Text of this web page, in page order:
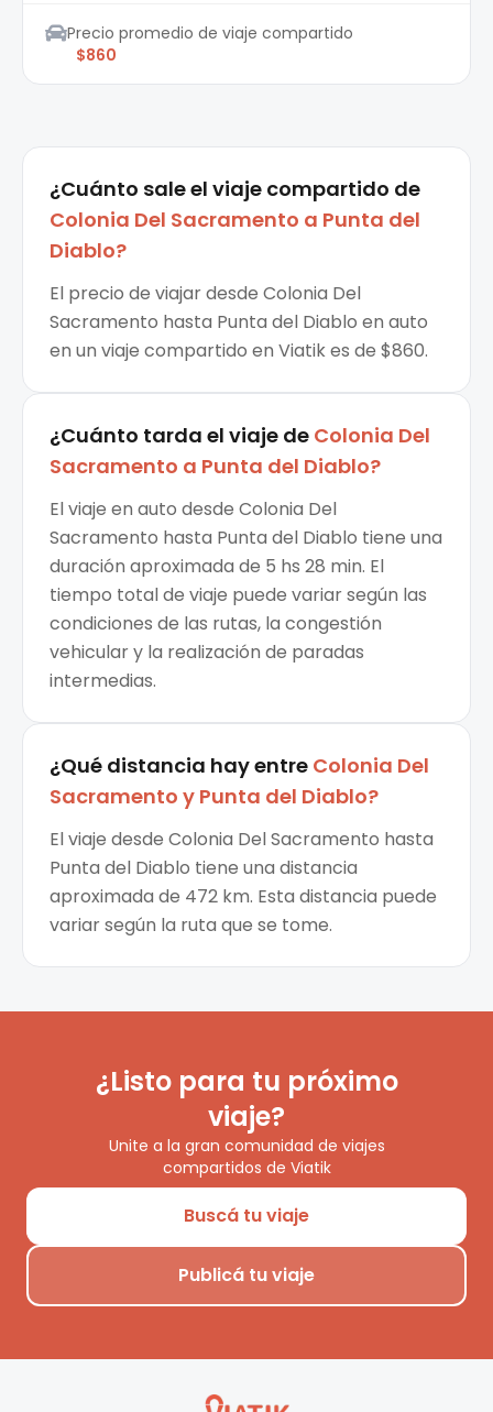
Precio promedio de viaje compartido
$860
¿Cuánto sale el viaje compartido de
Colonia Del Sacramento a Punta del
Diablo?
El precio de viajar desde Colonia Del
Sacramento hasta Punta del Diablo en auto
en un viaje compartido en Viatik es de $860.
¿Cuánto tarda el viaje de Colonia Del
Sacramento a Punta del Diablo?
El viaje en auto desde Colonia Del
Sacramento hasta Punta del Diablo tiene una
duración aproximada de 5 hs 28 min. El
tiempo total de viaje puede variar según las
condiciones de las rutas, la congestión
vehicular y la realización de paradas
intermedias.
¿Qué distancia hay entre Colonia Del
Sacramento y Punta del Diablo?
El viaje desde Colonia Del Sacramento hasta
Punta del Diablo tiene una distancia
aproximada de 472 km. Esta distancia puede
variar según la ruta que se tome.
¿Listo para tu próximo
viaje?
Unite a la gran comunidad de viajes
compartidos de Viatik
Buscá tu viaje
Publicá tu viaje